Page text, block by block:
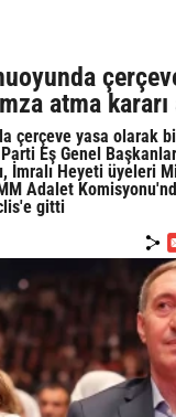
atma kararı
çerçeve yasa olarak
Eş Genel
İmralı Heyeti üyeleri
Adalet
gitti